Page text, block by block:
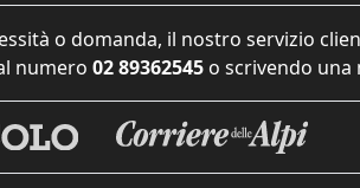
o domanda, il nostro servizio
numero 02 89362545 o scrivendo una